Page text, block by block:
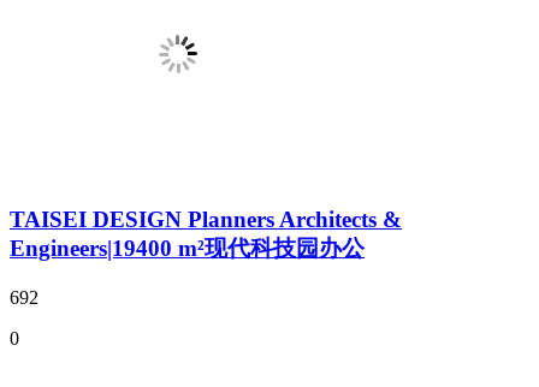
TAISEI DESIGN Planners Architects &
Engineers|19400 m²现代科技园办公
692
0